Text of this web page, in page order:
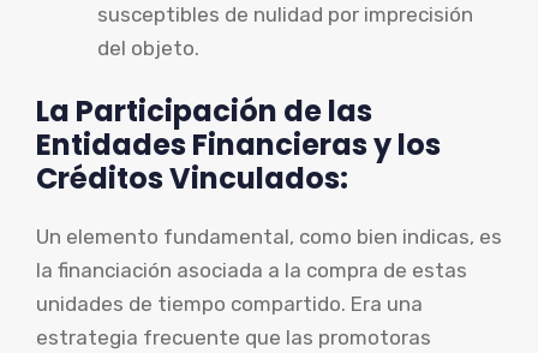
susceptibles de nulidad por imprecisión
del objeto.
La Participación de las
Entidades Financieras y los
Créditos Vinculados:
Un elemento fundamental, como bien indicas, es
la financiación asociada a la compra de estas
unidades de tiempo compartido. Era una
estrategia frecuente que las promotoras